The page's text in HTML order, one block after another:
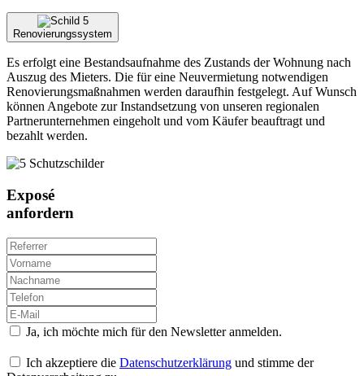
Renovierungssystem
Es erfolgt eine Bestandsaufnahme des Zustands der Wohnung nach
Auszug des Mieters. Die für eine Neuvermietung notwendigen
Renovierungsmaßnahmen werden daraufhin festgelegt. Auf Wunsch
können Angebote zur Instandsetzung von unseren regionalen
Partnerunternehmen eingeholt und vom Käufer beauftragt und
bezahlt werden.
Exposé
anfordern
Ja, ich möchte mich für den Newsletter anmelden.
Ich akzeptiere die Datenschutzerklärung und stimme der